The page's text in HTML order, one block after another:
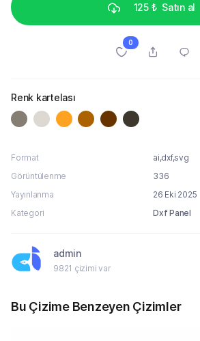
125 ₺ Satın al
0
Renk kartelası
Format
ai,dxf,svg
Görüntülenme
336
Yayınlanma
26 Eki 2025
Kategori
Dxf Panel
admin
9821 çizimi var
Bu Çizime Benzeyen Çizimler